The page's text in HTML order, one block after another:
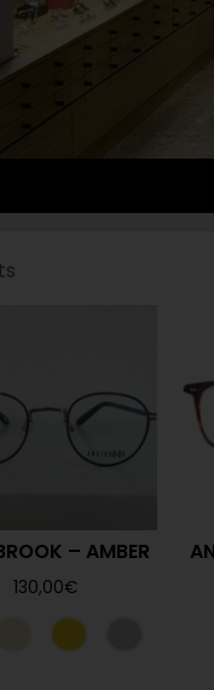
– AMBER
130,00€